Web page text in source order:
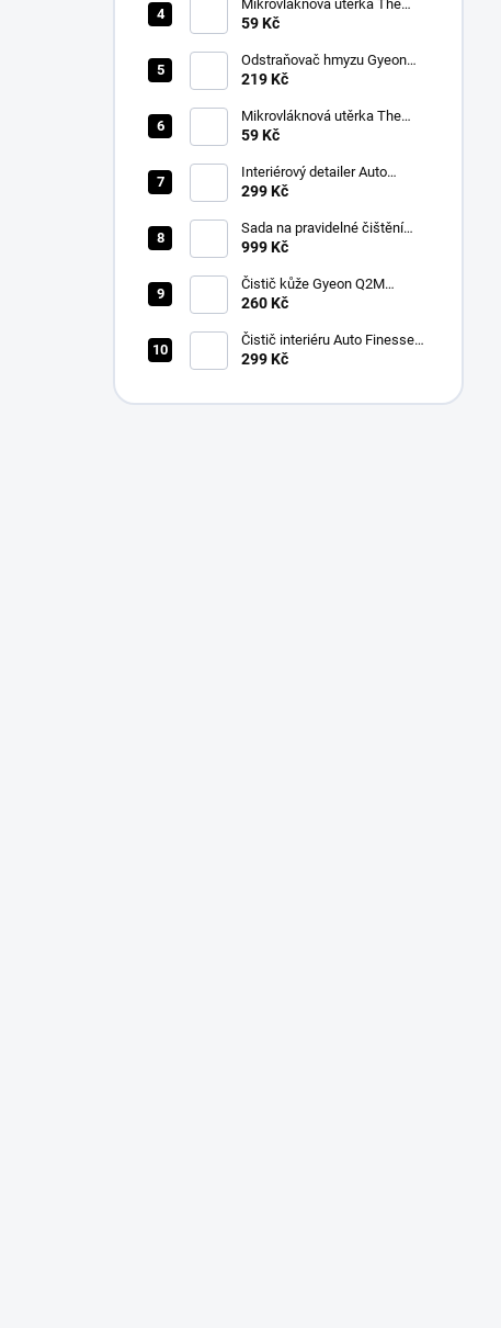
ml)
Mikrovláknová utěrka The
Collection Allround & Coating
Blue)
59 Kč
Odstraňovač hmyzu Gyeon
Q2M Bug&Grime (500 ml)
219 Kč
Mikrovláknová utěrka The
Collection Allround & Coating
59 Kč
Interiérový detailer Auto
Finesse Spritz Interior Detail
299 Kč
Sada na pravidelné čištění
kůže v automobilu od Auto
999 Kč
Čistič kůže Gyeon Q2M
LeatherCleaner NATURAL
260 Kč
Čistič interiéru Auto Finesse
Total Interior Cleaner (500 ml)
299 Kč